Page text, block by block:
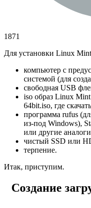
1871
Для установки Linux
компьютер с
системой (для
свободная USB
iso образ Linux
64bit.iso, где
программа rufus
из-под Windows),
или другие
чистый SSD или
терпение.
Итак, приступим.
Создание